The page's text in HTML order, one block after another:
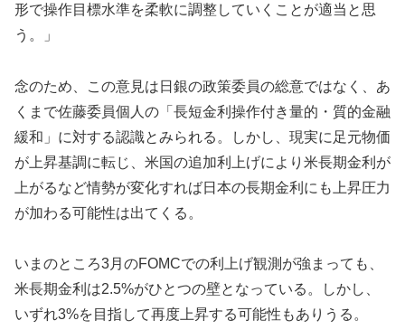
形で操作目標水準を柔軟に調整していくことが適当と思
う。」
念のため、この意見は日銀の政策委員の総意ではなく、あ
くまで佐藤委員個人の「長短金利操作付き量的・質的金融
緩和」に対する認識とみられる。しかし、現実に足元物価
が上昇基調に転じ、米国の追加利上げにより米長期金利が
上がるなど情勢が変化すれば日本の長期金利にも上昇圧力
が加わる可能性は出てくる。
いまのところ3月のFOMCでの利上げ観測が強まっても、
米長期金利は2.5%がひとつの壁となっている。しかし、
いずれ3%を目指して再度上昇する可能性もありうる。